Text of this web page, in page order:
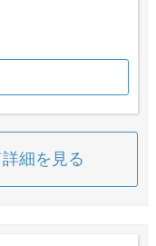
細を見る